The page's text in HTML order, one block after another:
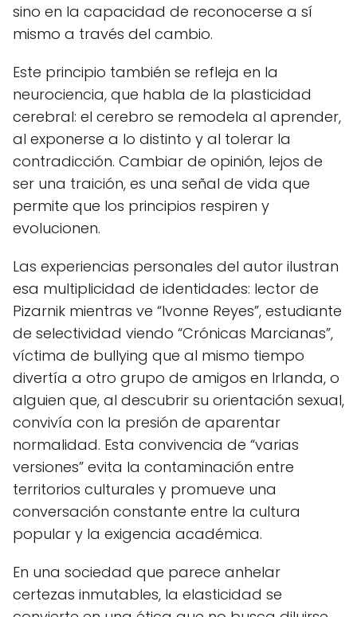
sino en la capacidad de reconocerse a sí
mismo a través del cambio.
Este principio también se refleja en la
neurociencia, que habla de la plasticidad
cerebral: el cerebro se remodela al aprender,
al exponerse a lo distinto y al tolerar la
contradicción. Cambiar de opinión, lejos de
ser una traición, es una señal de vida que
permite que los principios respiren y
evolucionen.
Las experiencias personales del autor ilustran
esa multiplicidad de identidades: lector de
Pizarnik mientras ve “Ivonne Reyes”, estudiante
de selectividad viendo “Crónicas Marcianas”,
víctima de bullying que al mismo tiempo
divertía a otro grupo de amigos en Irlanda, o
alguien que, al descubrir su orientación sexual,
convivía con la presión de aparentar
normalidad. Esta convivencia de “varias
versiones” evita la contaminación entre
territorios culturales y promueve una
conversación constante entre la cultura
popular y la exigencia académica.
En una sociedad que parece anhelar
certezas inmutables, la elasticidad se